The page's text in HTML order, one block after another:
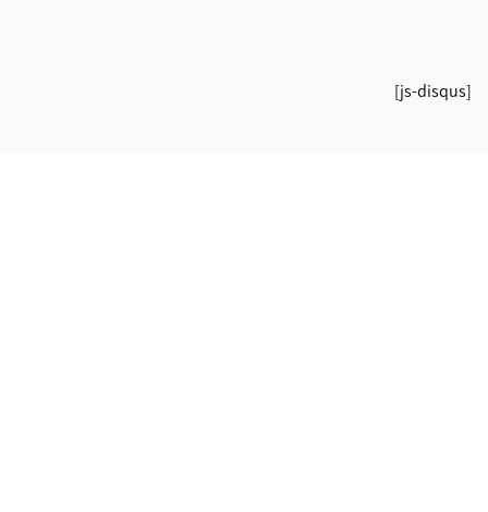
[js-disqus]